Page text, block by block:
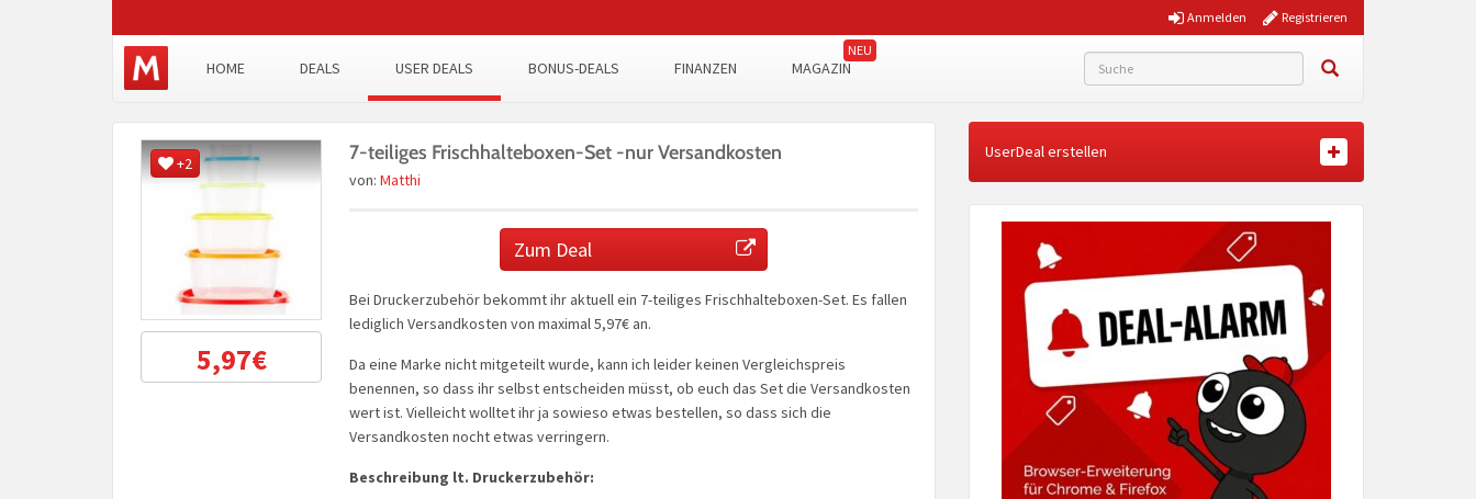
Registrieren
Anmelden
HOME DEALS USER DEALS BONUS-DEALS FINANZEN MAGAZIN
+2
5,97€
7-teiliges Frischhalteboxen-Set -nur Versandkosten
von: Matthi
Zum Deal
Bei Druckerzubehör bekommt ihr aktuell ein 7-teiliges Frischhalteboxen-Set. Es fallen
lediglich Versandkosten von maximal 5,97€ an.
Da eine Marke nicht mitgeteilt wurde, kann ich leider keinen Vergleichspreis
benennen, so dass ihr selbst entscheiden müsst, ob euch das Set die Versandkosten
wert ist. Vielleicht wolltet ihr ja sowieso etwas bestellen, so dass sich die
Versandkosten nocht etwas verringern.
Beschreibung lt. Druckerzubehör:
UserDeal erstellen